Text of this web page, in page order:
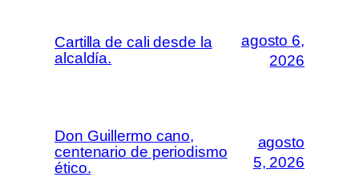
Cartilla de cali desde la
alcaldía.
agosto 6,
2026
Don Guillermo cano,
centenario de periodismo
ético.
agosto
5, 2026